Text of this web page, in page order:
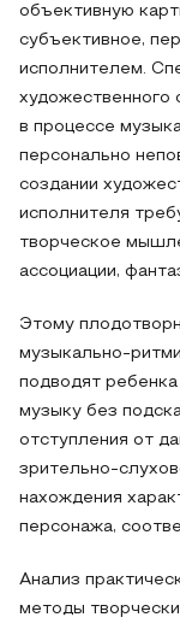
объективную
субъективное,
исполнителем.
художественного
в процессе
персонально
создании
исполнителя
творческое
ассоциации,
Этому
музыкально-
подводят
музыку без
отступления от
зрительно-
нахождения
персонажа,
Анализ
методы